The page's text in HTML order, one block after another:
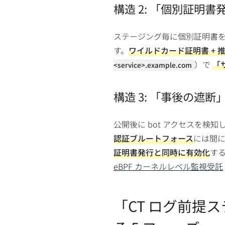
構造 2: 「個別証明書
ステージング毎に個別証明書
す。 ワイルドカード証明書 +
<service>.example.com ）で「
構造 3: 「事後の遮断
公開後に bot アクセスを検知
認証ブルートフォースには間
証明書発行と同時に有効化す
eBPF カーネルレベル監視受託
「CT ログ前提